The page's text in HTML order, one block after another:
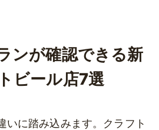
ンが確認できる新
ビール店7選
いに踏み込みます。クラフト